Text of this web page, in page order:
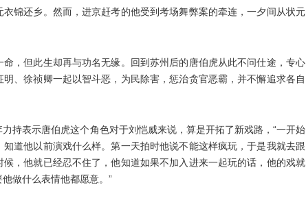
锦还乡。然而，进京赶考的他受到考场舞弊案的牵连，一夕间从状元
但此生却再与功名无缘。回到苏州后的唐伯虎从此不问仕途，专心
、徐祯卿一起以智斗恶，为民除害，惩治贪官恶霸，并不懈追求各自
表示唐伯虎这个角色对于刘恺威来说，算是开拓了新戏路，“一开始
道他以前演戏什么样。第一天拍时他说不能这样疯玩，于是我就去跟
，他就已经忍不住了，他知道如果不加入进来一起玩的话，他的戏就
做什么表情他都愿意。”